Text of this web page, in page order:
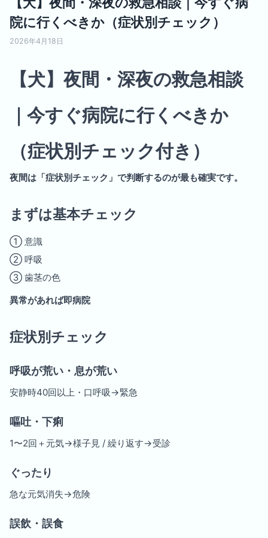
院に行くべきか（症状別チェック）
2026年4月18日
【犬】夜間・深夜の救急相談
｜今すぐ病院に行くべきか
（症状別チェック付き）
夜間は「症状別チェック」で判断するのが最も確実です。
まずは基本チェック
① 意識
② 呼吸
③ 歯茎の色
異常があれば即病院
症状別チェック
呼吸が荒い・息が荒い
安静時40回以上・口呼吸→緊急
嘔吐・下痢
1〜2回＋元気→様子見 / 繰り返す→受診
ぐったり
急な元気消失→危険
誤飲・誤食